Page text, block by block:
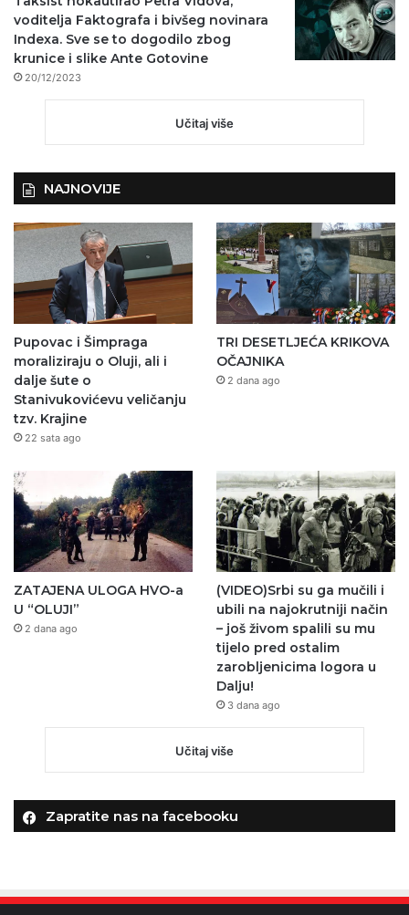
voditelja Faktografa i bivšeg novinara
Indexa. Sve se to dogodilo zbog
krunice i slike Ante Gotovine
20/12/2023
Učitaj više
NAJNOVIJE
Pupovac i Šimpraga
moraliziraju o Oluji, ali i
dalje šute o
Stanivukovićevu veličanju
tzv. Krajine
22 sata ago
TRI DESETLJEĆA KRIKOVA
OČAJNIKA
2 dana ago
ZATAJENA ULOGA HVO-a
U “OLUJI”
2 dana ago
(VIDEO)Srbi su ga mučili i
ubili na najokrutniji način
– još živom spalili su mu
tijelo pred ostalim
zarobljenicima logora u
Dalju!
3 dana ago
Učitaj više
Zapratite nas na facebooku